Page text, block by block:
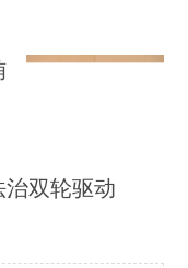
双轮驱动